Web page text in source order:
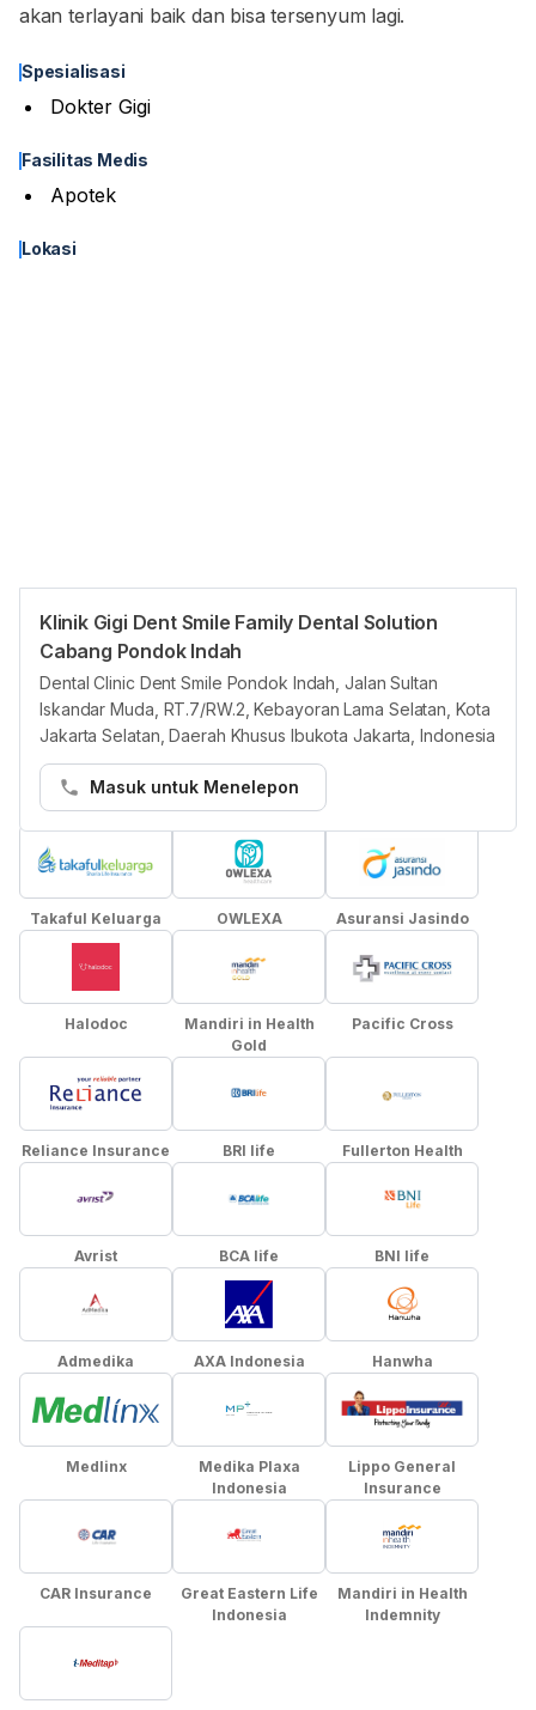
akan terlayani baik dan bisa tersenyum lagi.
Spesialisasi
Dokter Gigi
Fasilitas Medis
Apotek
Lokasi
Klinik Gigi Dent Smile Family Dental Solution
Cabang Pondok Indah
Dental Clinic Dent Smile Pondok Indah, Jalan Sultan
Iskandar Muda, RT.7/RW.2, Kebayoran Lama Selatan, Kota
Jakarta Selatan, Daerah Khusus Ibukota Jakarta, Indonesia
Masuk untuk Menelepon
Asuransi
Semua penyedia layanan di HHG wajib
mencantumkan paket asuransi dalam jaringan secara
akurat. Jika terdapat masalah, tim Layanan kami akan
membantu menghubungkan Anda dengan penyedia
layanan.
Takaful Keluarga OWLEXA Asuransi Jasindo
Halodoc
Mandiri in Health
Gold
Pacific Cross
Reliance Insurance BRI life Fullerton Health
Avrist BCA life BNI life
Admedika AXA Indonesia Hanwha
Medlinx
Medika Plaxa
Indonesia
Lippo General
Insurance
CAR Insurance
Great Eastern Life
Indonesia
Mandiri in Health
Indemnity